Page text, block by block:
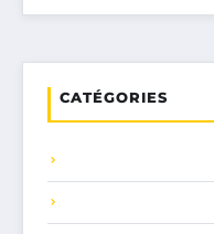
CATÉGORIES